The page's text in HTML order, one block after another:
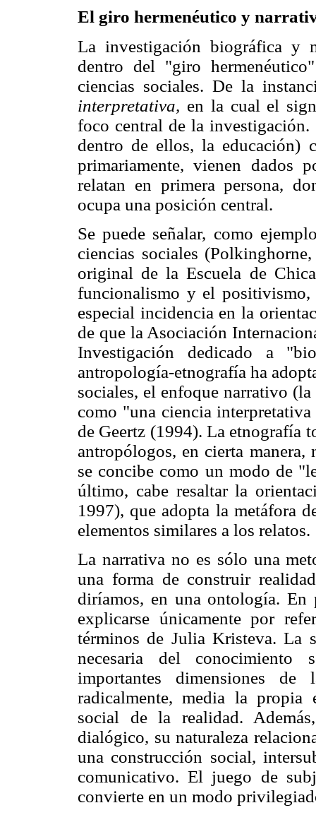
El giro hermenéutico y
La investigación biográfica y
dentro del "giro
ciencias sociales. De la
interpretativa, en la cual el
foco central de la investigación.
dentro de ellos, la educación)
primariamente, vienen dados
relatan en primera persona,
ocupa una posición central.
Se puede señalar, como
ciencias sociales
original de la Escuela de
funcionalismo y el
especial incidencia en la
de que la Asociación
Investigación dedicado a
antropología-etnografía ha
sociales, el enfoque narrativo
como "una ciencia
de Geertz (1994). La etnografía
antropólogos, en cierta manera,
se concibe como un modo de
último, cabe resaltar la
1997), que adopta la metáfora
elementos similares a los relatos.
La narrativa no es sólo una
una forma de construir
diríamos, en una ontología.
explicarse únicamente por
términos de Julia Kristeva. La
necesaria del
importantes dimensiones
radicalmente, media la
social de la realidad.
dialógico, su naturaleza
una construcción social,
comunicativo. El juego de
convierte en un modo